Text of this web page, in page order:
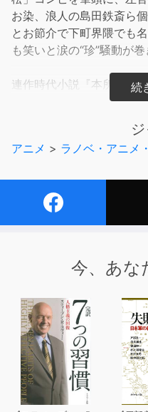
お染、浪人の島田鉄斎ら
とお節介で下町界隈でも
も笑いと涙の“珍”騒動が
連作時代小説『本所おけ
PHP研究所刊）より、エ
※本作品は2022年8月29日
アニメ > ラノベ・アニメ
今、あな